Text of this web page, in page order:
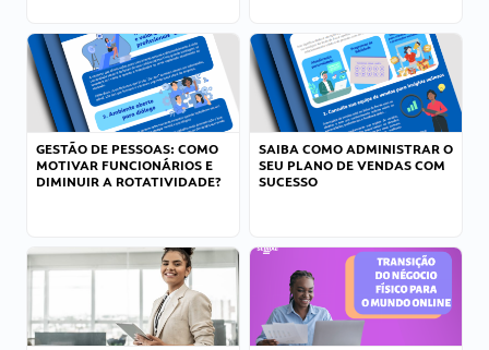
GESTÃO DE PESSOAS: COMO
MOTIVAR FUNCIONÁRIOS E
DIMINUIR A ROTATIVIDADE?
SAIBA COMO ADMINISTRAR O
SEU PLANO DE VENDAS COM
SUCESSO